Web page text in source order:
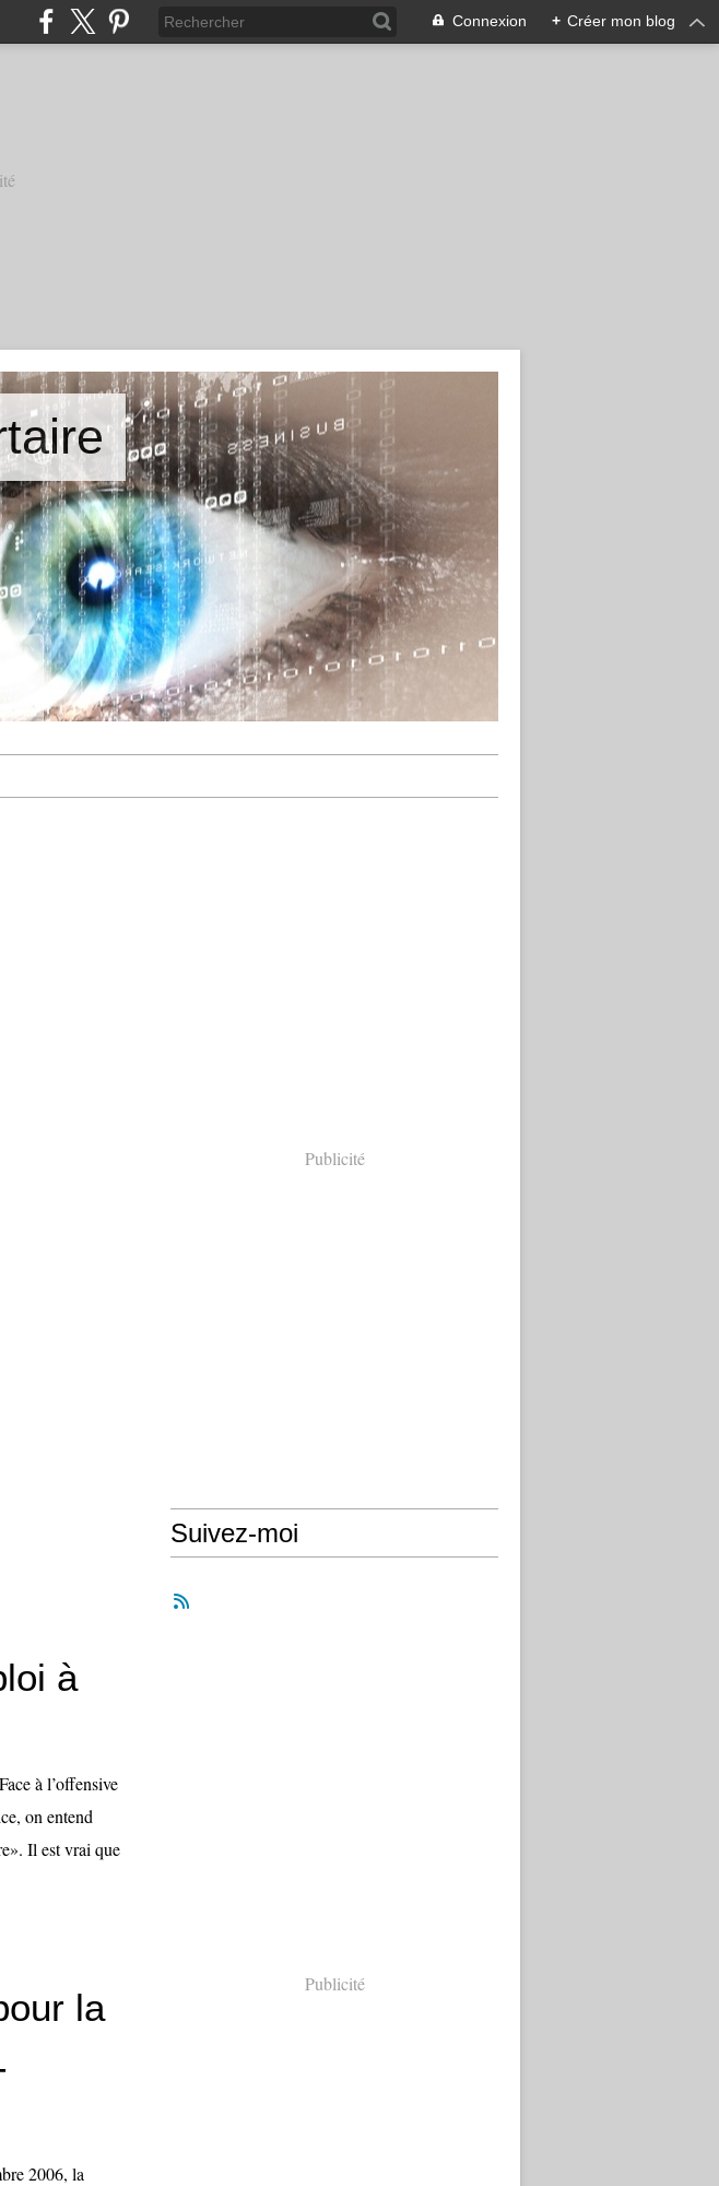
Connexion + Créer mon blog
à
à l’offensive
on entend
Il est vrai que
la
2006, la
Publicité
Suivez-moi
Publicité